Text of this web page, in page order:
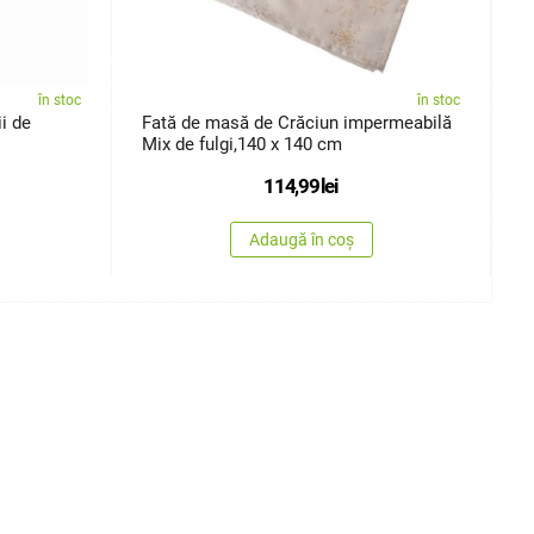
în stoc
de
în stoc
Fată de masă de Crăciun impermeabilă
Mix de fulgi,140 x 140 cm
114,99lei
Adaugă în coș